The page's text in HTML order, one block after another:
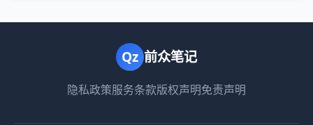
Qz 前众笔记
隐私政策服务条款版权声明免责声明